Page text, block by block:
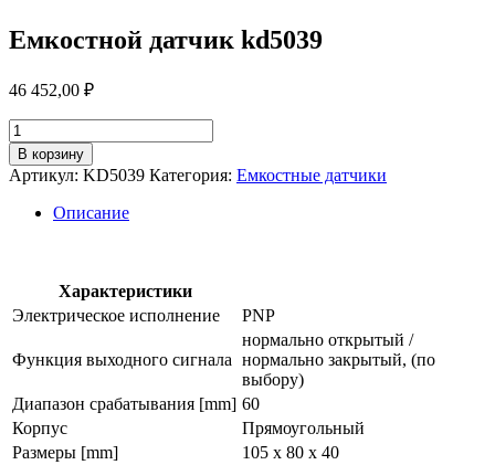
Емкостной датчик kd5039
46 452,00 ₽
Количество
товара
Емкостной
датчик
kd5039
В корзину
Артикул: KD5039 Категория: Емкостные датчики
Описание
Характеристики
Электрическое исполнение
PNP
Функция выходного сигнала
нормально открытый /
нормально закрытый, (по
выбору)
Диапазон срабатывания [mm] 60
Корпус
Прямоугольный
Размеры [mm]
105 x 80 x 40